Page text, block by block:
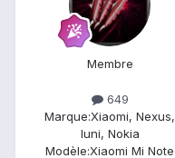
Membre
649
Marque:Xiaomi, Nexus,
Iuni, Nokia
Modèle:Xiaomi Mi Note